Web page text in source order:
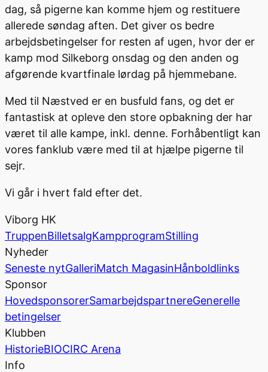
dag, så pigerne kan komme hjem og restituere
allerede søndag aften. Det giver os bedre
arbejdsbetingelser for resten af ugen, hvor der er
kamp mod Silkeborg onsdag og den anden og
afgørende kvartfinale lørdag på hjemmebane.
Med til Næstved er en busfuld fans, og det er
fantastisk at opleve den store opbakning der har
været til alle kampe, inkl. denne. Forhåbentligt kan
vores fanklub være med til at hjælpe pigerne til
sejr.
Vi går i hvert fald efter det.
Viborg HK
TruppenBilletsalgKampprogramStilling
Nyheder
Seneste nytGalleriMatch MagasinHånboldlinks
Sponsor
HovedsponsorerSamarbejdspartnereGenerelle
betingelser
Klubben
HistorieBIOCIRC Arena
Info